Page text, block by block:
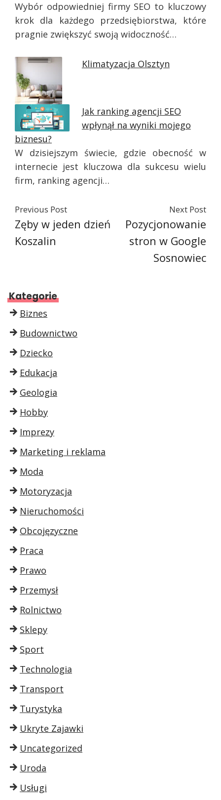
Wybór odpowiedniej firmy SEO to kluczowy
krok dla każdego przedsiębiorstwa, które
pragnie zwiększyć swoją widoczność…
Klimatyzacja Olsztyn
Jak ranking agencji SEO
wpłynął na wyniki mojego
biznesu?
W dzisiejszym świecie, gdzie obecność w
internecie jest kluczowa dla sukcesu wielu
firm, ranking agencji…
Previous Post
Zęby w jeden dzień
Koszalin
Next Post
Pozycjonowanie
stron w Google
Sosnowiec
Kategorie
Biznes
Budownictwo
Dziecko
Edukacja
Geologia
Hobby
Imprezy
Marketing i reklama
Moda
Motoryzacja
Nieruchomości
Obcojęzyczne
Praca
Prawo
Przemysł
Rolnictwo
Sklepy
Sport
Technologia
Transport
Turystyka
Ukryte Zajawki
Uncategorized
Uroda
Usługi